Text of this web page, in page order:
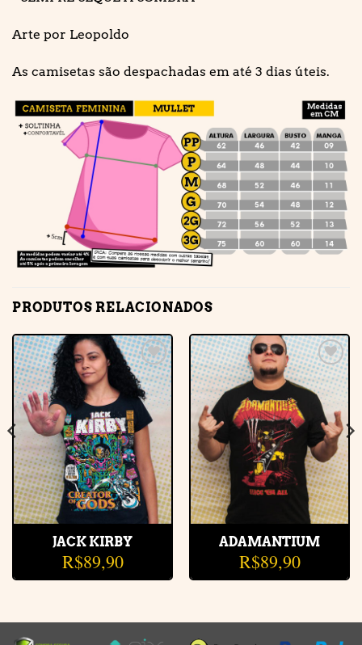
Arte por Leopoldo
As camisetas são despachadas em até 3 dias úteis.
PRODUTOS RELACIONADOS
Adicionar
à lista de
desejos
JACK KIRBY
R$89,90
Adicionar
à lista de
desejos
ADAMANTIUM
R$89,90